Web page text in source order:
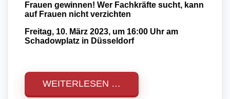
Frauen gewinnen! Wer Fachkräfte sucht, kann
auf Frauen nicht verzichten
Freitag, 10. März 2023, um 16:00 Uhr am
Schadowplatz in Düsseldorf
WEITERLESEN …